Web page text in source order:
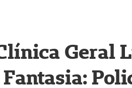
Geral